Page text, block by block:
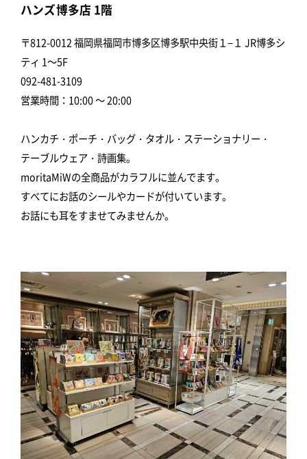
ハンズ博多店 1階
〒812-0012 福岡県福岡市博多区博多駅中央街１−１ JR博多シ
ティ 1～5F
092-481-3109
営業時間：10:00 ～ 20:00
ハンカチ・ポーチ・バッグ・タオル・ステーショナリー・
テーブルウェア・詩画集。
moritaMiWの全商品がカラフルに並んでます。
すべてにお話のシールやカードが付いています。
お話にも耳をすませてみませんか。